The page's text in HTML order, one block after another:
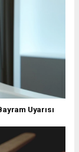
Uyarısı